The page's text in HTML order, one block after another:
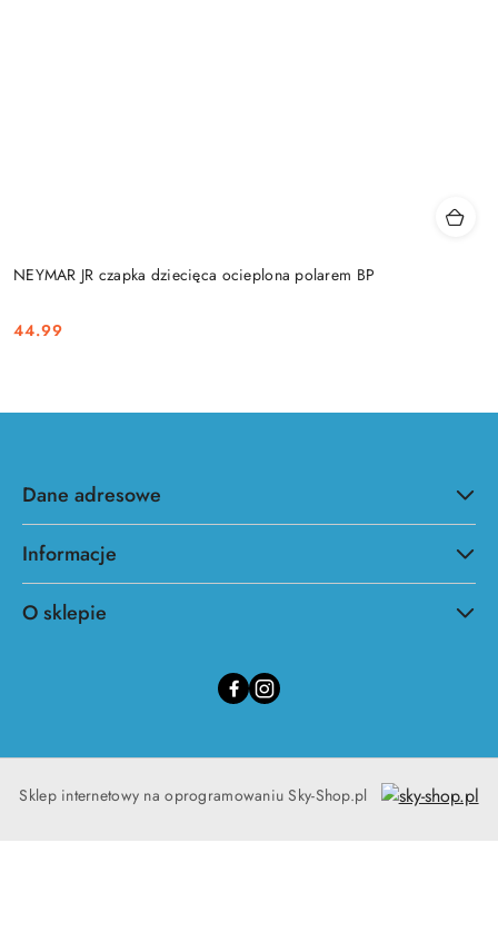
NEYMAR JR czapka dziecięca ocieplona polarem BP
Cena:
44.99
Dane adresowe
Informacje
O sklepie
Sklep internetowy na oprogramowaniu Sky-Shop.pl